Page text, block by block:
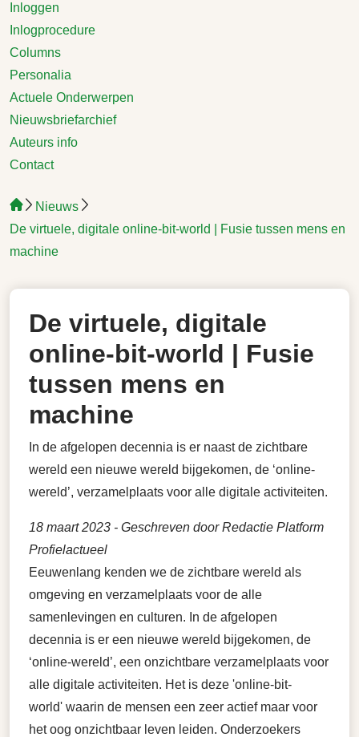
Inloggen
Inlogprocedure
Columns
Personalia
Actuele Onderwerpen
Nieuwsbriefarchief
Auteurs info
Contact
Nieuws
De virtuele, digitale online-bit-world | Fusie tussen mens en
machine
De virtuele, digitale
online-bit-world | Fusie
tussen mens en
machine
In de afgelopen decennia is er naast de zichtbare
wereld een nieuwe wereld bijgekomen, de ‘online-
wereld’, verzamelplaats voor alle digitale activiteiten.
18 maart 2023 - Geschreven door Redactie Platform
Profielactueel
Eeuwenlang kenden we de zichtbare wereld als
omgeving en verzamelplaats voor de alle
samenlevingen en culturen. In de afgelopen
decennia is er een nieuwe wereld bijgekomen, de
‘online-wereld’, een onzichtbare verzamelplaats voor
alle digitale activiteiten. Het is deze 'online-bit-
world' waarin de mensen een zeer actief maar voor
het oog onzichtbaar leven leiden. Onderzoekers